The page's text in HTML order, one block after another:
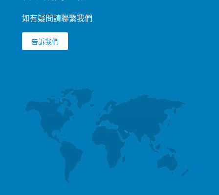
如有疑問請聯繫我們
告訴我們